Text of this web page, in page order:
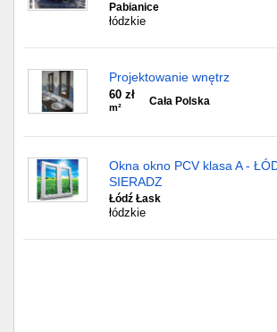
Pabianice
łódzkie
Projektowanie wnętrz
60 zł
m²
Cała Polska
Okna okno PCV klasa A -
SIERADZ
Łódź Łask
łódzkie